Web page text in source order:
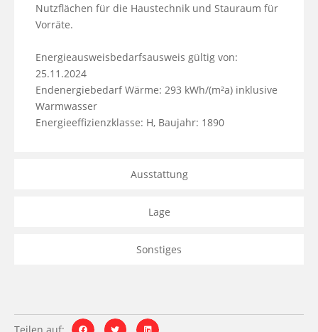
Nutzflächen für die Haustechnik und Stauraum für
Vorräte.
Energieausweisbedarfsausweis gültig von:
25.11.2024
Endenergiebedarf Wärme: 293 kWh/(m²a) inklusive
Warmwasser
Energieeffizienzklasse: H, Baujahr: 1890
Ausstattung
Lage
Sonstiges